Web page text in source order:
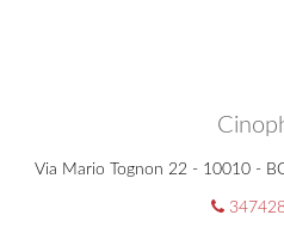
Via Mario Tognon 22 - 10010 -